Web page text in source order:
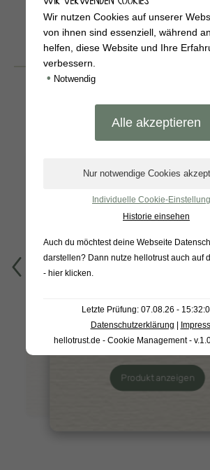
Produkt anzeigenGrünkohlpesto
Produkt anzeigen
Wir nutzen Cookies auf unserer
von ihnen sind essenziell, während
helfen, diese Website und Ihre
verbessern.
• Notwendig
Individuelle Cookie-
Historie einsehen
Auch du möchtest deine Webseite
darstellen? Dann nutze hellotrust auch auf
- hier klicken.
Letzte Prüfung: 07.08.26 -
Datenschutzerklärung
hellotrust.de - Cookie Management -